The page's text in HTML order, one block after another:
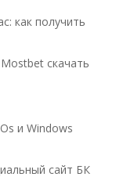
как получить
скачать
и Windows
сайт БК